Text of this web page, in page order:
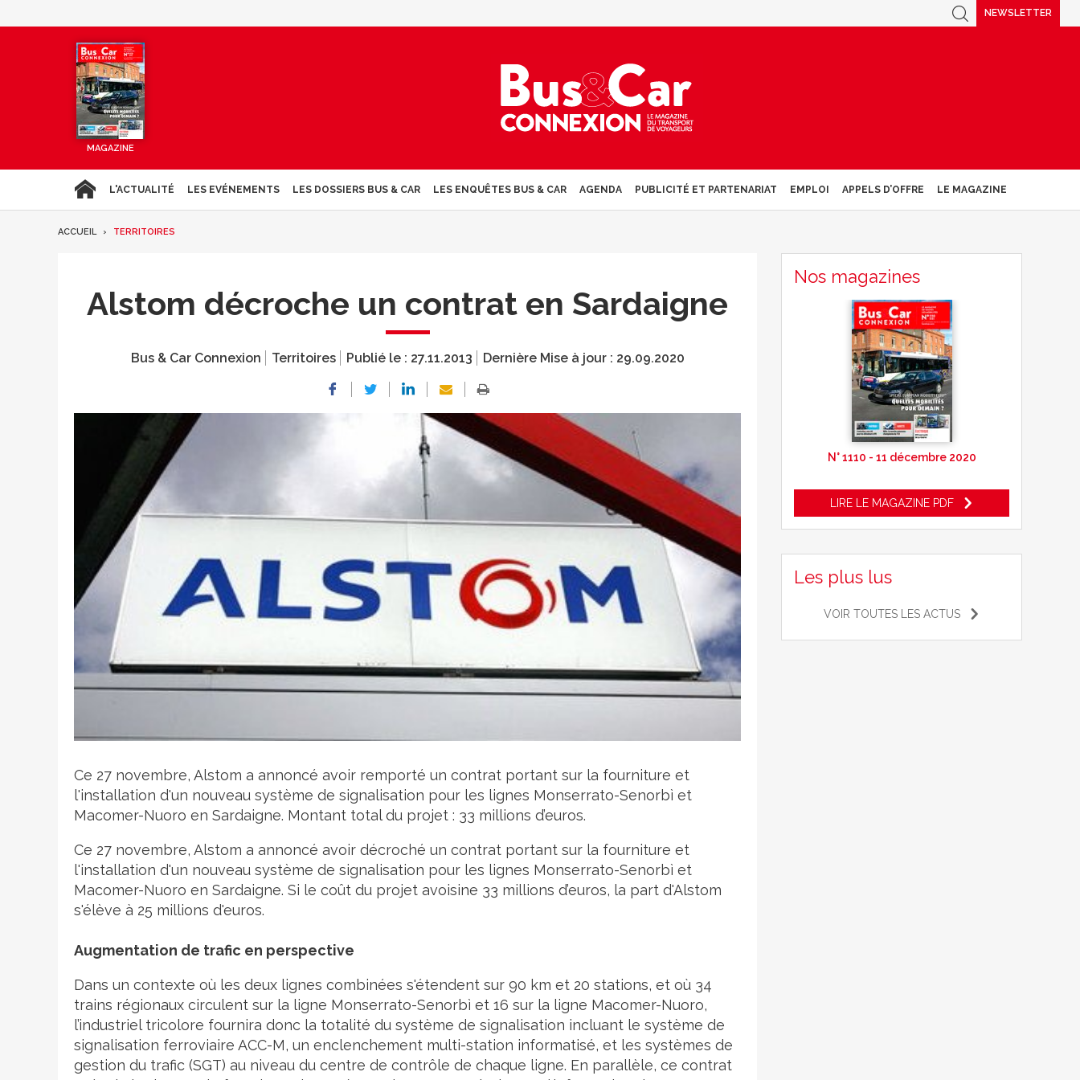
NEWSLETTER
MAGAZINE
L'ACTUALITÉ LES EVÉNEMENTS LES DOSSIERS BUS & CAR LES ENQUÊTES BUS & CAR AGENDA PUBLICITÉ ET PARTENARIAT EMPLOI APPELS D’OFFRE LE MAGAZINE
ACCUEIL TERRITOIRES
Alstom décroche un contrat en Sardaigne
Bus & Car Connexion Territoires Publié le : 27.11.2013 Dernière Mise à jour : 29.09.2020
Crédit photo
Ce 27 novembre, Alstom a annoncé avoir remporté un contrat portant sur la fourniture et
l'installation d'un nouveau système de signalisation pour les lignes Monserrato-Senorbì et
Macomer-Nuoro en Sardaigne. Montant total du projet : 33 millions d’euros.
Ce 27 novembre, Alstom a annoncé avoir décroché un contrat portant sur la fourniture et
l'installation d'un nouveau système de signalisation pour les lignes Monserrato-Senorbì et
Macomer-Nuoro en Sardaigne. Si le coût du projet avoisine 33 millions d’euros, la part d'Alstom
s'élève à 25 millions d'euros.
Augmentation de trafic en perspective
Dans un contexte où les deux lignes combinées s'étendent sur 90 km et 20 stations, et où 34
trains régionaux circulent sur la ligne Monserrato-Senorbì et 16 sur la ligne Macomer-Nuoro,
l’industriel tricolore fournira donc la totalité du système de signalisation incluant le système de
signalisation ferroviaire ACC-M, un enclenchement multi-station informatisé, et les systèmes de
gestion du trafic (SGT) au niveau du centre de contrôle de chaque ligne. En parallèle, ce contrat
Nos magazines
N° 1110 - 11 décembre 2020
LIRE LE MAGAZINE PDF
Les plus lus
VOIR TOUTES LES ACTUS